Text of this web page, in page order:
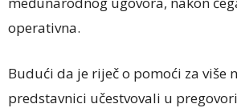
operativna.
Budući da je riječ o pomoći za više
predstavnici učestvovali u